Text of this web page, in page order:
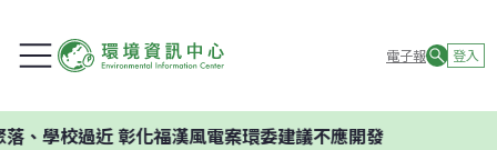
電子報 登入
化福漢風電案環委建議不應開發